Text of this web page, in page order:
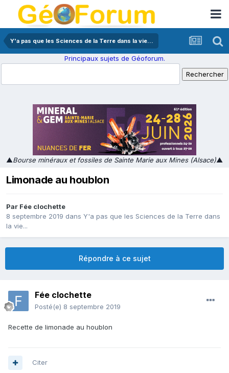
Y'a pas que les Sciences de la Terre dans la vie...
Principaux sujets de Géoforum.
▲Bourse minéraux et fossiles de Sainte Marie aux Mines (Alsace)▲
Limonade au houblon
Par Fée clochette
8 septembre 2019 dans Y'a pas que les Sciences de la Terre dans
la vie...
Répondre à ce sujet
Fée clochette
Posté(e) 8 septembre 2019
Recette de limonade au houblon
Citer